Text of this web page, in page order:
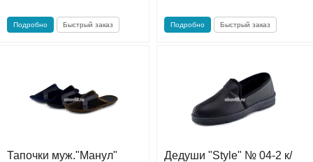
Подробно Быстрый заказ Подробно Быстрый заказ
Тапочки муж."Манул"
Дедуши "Style" № 04-2 к/